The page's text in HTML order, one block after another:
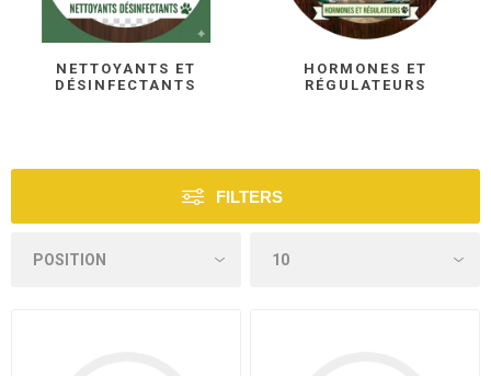
NETTOYANTS ET
DÉSINFECTANTS
HORMONES ET
RÉGULATEURS
FILTERS